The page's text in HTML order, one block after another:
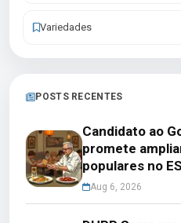
Variedades
POSTS RECENTES
Candidato ao
promete
populares no ES
Aug 6, 2026